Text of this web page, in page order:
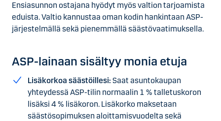
Ensiasunnon ostajana hyödyt myös valtion tarjoamista
eduista. Valtio kannustaa oman kodin hankintaan ASP-
järjestelmällä sekä pienemmällä säästövaatimuksella.
ASP-lainaan sisältyy monia etuja
Lisäkorkoa säästöillesi: Saat asuntokaupan
yhteydessä ASP-tilin normaalin 1 % talletuskoron
lisäksi 4 % lisäkoron. Lisäkorko maksetaan
säästösopimuksen aloittamisvuodelta sekä